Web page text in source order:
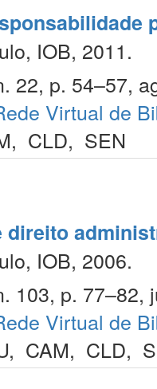
IOB, 2011.
22, p. 54–57,
Virtual de
, CLD, SEN
direito
IOB, 2006.
103, p. 77–82,
Virtual de
, CAM, CLD,